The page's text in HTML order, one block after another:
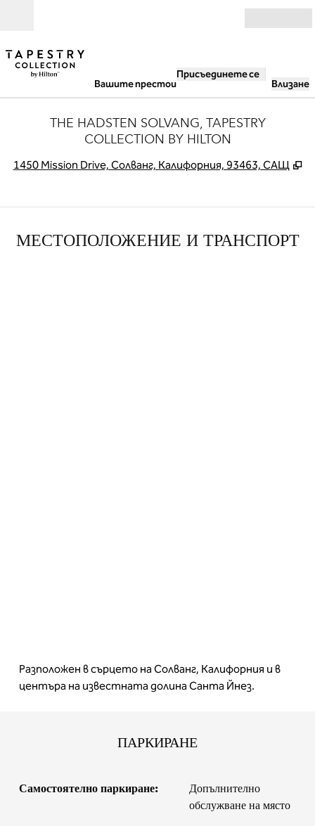
Вашите престои
Присъединете се
Влизане
THE HADSTEN SOLVANG, TAPESTRY
COLLECTION BY HILTON
1450 Mission Drive, Солванг, Калифорния, 93463, САЩ ,
МЕСТОПОЛОЖЕНИЕ И ТРАНСПОРТ
Разположен в сърцето на Солванг, Калифорния и в
центъра на известната долина Санта Йнез.
ПАРКИРАНЕ
Самостоятелно паркиране:
Допълнително
обслужване на място